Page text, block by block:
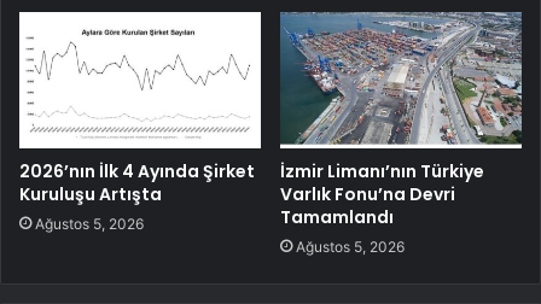
2026’nın İlk 4 Ayında Şirket
Kuruluşu Artışta
Ağustos 5, 2026
İzmir Limanı’nın Türkiye
Varlık Fonu’na Devri
Tamamlandı
Ağustos 5, 2026